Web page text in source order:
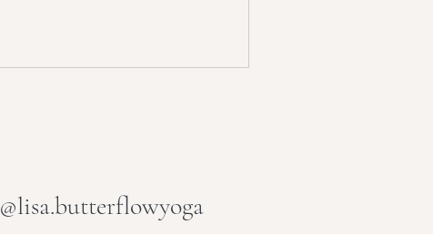
@lisa.butterflowyoga